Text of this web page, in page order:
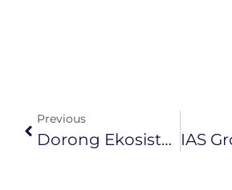
Previous
Dorong Ekosistem Layanan Terpadu, IAS, IHC, Dan Bank Mandiri Gelar Workshop Kolaborasi